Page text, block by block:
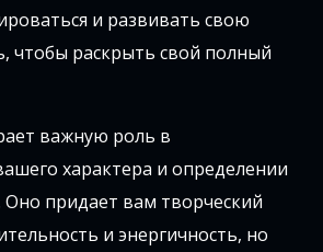
и развивать свою
чтобы раскрыть свой полный
важную роль в
характера и определении
придает вам творческий
и энергичность, но